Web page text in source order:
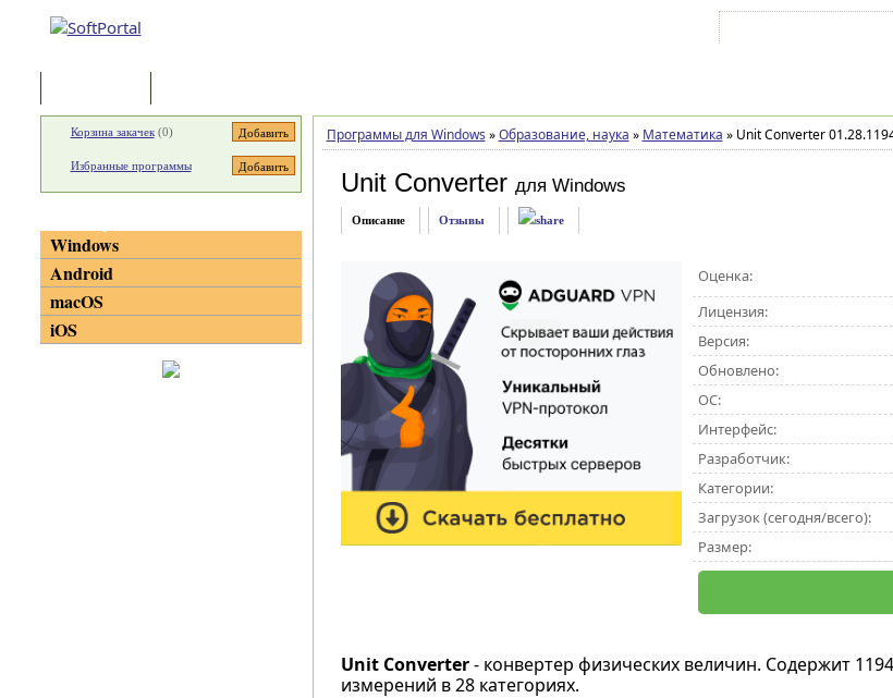
Программы для Windows » Образование, наука » Математика »Unit Converter
Unit Converter для Windows
Описание Отзывы
Оценка:
Лицензия:
Версия:
Обновлено:
ОС:
Интерфейс:
Разработчик:
Категории:
Загрузок (сегодня/всего):
Размер:
Unit Converter- конвертер физических величин. Cодержит
измерений в 28 категориях.
Корзина закачек(0)
Избранные программы
Windows
Android
macOS
iOS